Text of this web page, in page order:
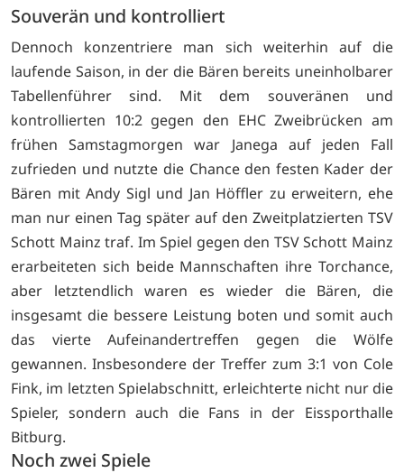
Souverän und kontrolliert
Dennoch konzentriere man sich weiterhin auf die
laufende Saison, in der die Bären bereits uneinholbarer
Tabellenführer sind. Mit dem souveränen und
kontrollierten 10:2 gegen den EHC Zweibrücken am
frühen Samstagmorgen war Janega auf jeden Fall
zufrieden und nutzte die Chance den festen Kader der
Bären mit Andy Sigl und Jan Höffler zu erweitern, ehe
man nur einen Tag später auf den Zweitplatzierten TSV
Schott Mainz traf. Im Spiel gegen den TSV Schott Mainz
erarbeiteten sich beide Mannschaften ihre Torchance,
aber letztendlich waren es wieder die Bären, die
insgesamt die bessere Leistung boten und somit auch
das vierte Aufeinandertreffen gegen die Wölfe
gewannen. Insbesondere der Treffer zum 3:1 von Cole
Fink, im letzten Spielabschnitt, erleichterte nicht nur die
Spieler, sondern auch die Fans in der Eissporthalle
Bitburg.
Noch zwei Spiele